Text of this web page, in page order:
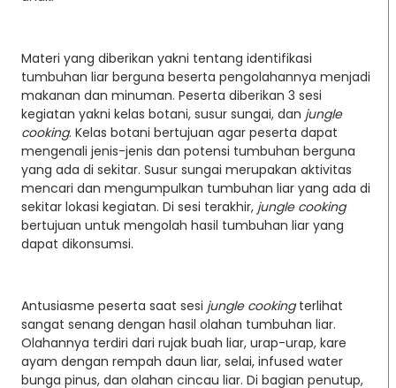
Materi yang diberikan yakni tentang identifikasi
tumbuhan liar berguna beserta pengolahannya menjadi
makanan dan minuman. Peserta diberikan 3 sesi
kegiatan yakni kelas botani, susur sungai, dan jungle
cooking. Kelas botani bertujuan agar peserta dapat
mengenali jenis-jenis dan potensi tumbuhan berguna
yang ada di sekitar. Susur sungai merupakan aktivitas
mencari dan mengumpulkan tumbuhan liar yang ada di
sekitar lokasi kegiatan. Di sesi terakhir, jungle cooking
bertujuan untuk mengolah hasil tumbuhan liar yang
dapat dikonsumsi.
Antusiasme peserta saat sesi jungle cookingterlihat
sangat senang dengan hasil olahan tumbuhan liar.
Olahannya terdiri dari rujak buah liar, urap-urap, kare
ayam dengan rempah daun liar, selai, infused water
bunga pinus, dan olahan cincau liar. Di bagian penutup,